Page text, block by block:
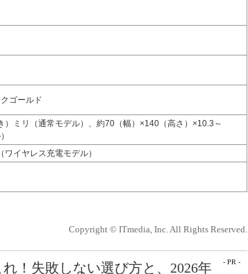
ゴールド
ミリ（通常モデル）、約70（幅）×140（高さ）×10.3～
イヤレス充電モデル）
Copyright © ITmedia, Inc. All Rights Reserved.
- PR -
！失敗しない選び方と、2026年